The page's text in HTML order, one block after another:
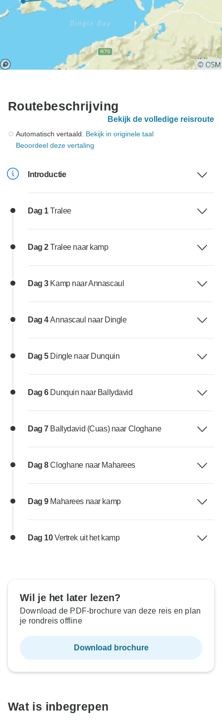
Routebeschrijving
Bekijk de volledige reisroute
Automatisch vertaald. Bekijk in originele taal
Beoordeel deze vertaling
Introductie
Dag 1Tralee
Dag 2Tralee naar kamp
Dag 3 Kamp naar Annascaul
Dag 4Annascaul naar Dingle
Dag 5 Dingle naar Dunquin
Dag 6 Dunquin naar Ballydavid
Dag 7 Ballydavid (Cuas) naar Cloghane
Dag 8Cloghane naar Maharees
Dag 9 Maharees naar kamp
Dag 10Vertrek uit het kamp
Wil je het later lezen?
Download de PDF-brochure van deze reis en plan
je rondreis offline
Download brochure
Wat is inbegrepen